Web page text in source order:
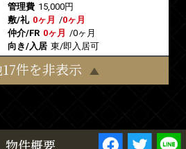
管理費 15,000円
敷/礼 0ヶ月 /0ヶ月
仲介/FR 0ヶ月 /0ヶ月
向き/入居 東/即入居可
件を非表示
物件概要